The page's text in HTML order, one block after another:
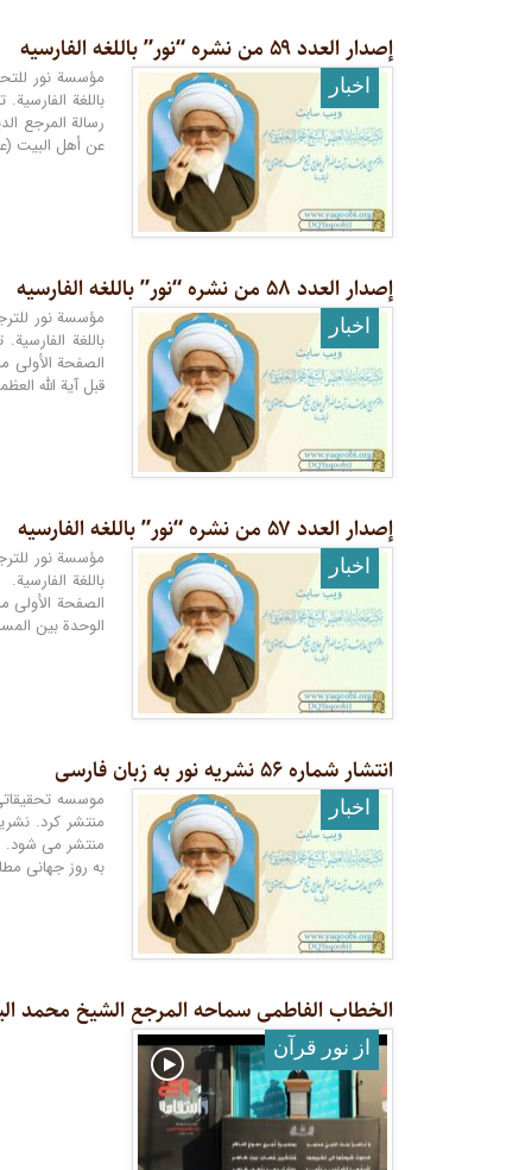
إصدار العدد ۵۹ من نشره “نور” باللغه الفارسیه
اخبار
باللغة
رسالة المرجع
عن أهل البيت
إصدار العدد ۵۸ من نشره “نور” باللغه الفارسیه
اخبار
باللغة
الصفحة الأولى
قبل آية الله
إصدار العدد ۵۷ من نشره “نور” باللغه الفارسیه
اخبار
باللغة
الصفحة الأولى
الوحدة بين
انتشار شماره ۵۶ نشریه نور به زبان فارسی
اخبار
منتشر کرد.
به روز جهانی
الخطاب الفاطمی سماحه المرجع الشیخ محمد
از نور قرآن